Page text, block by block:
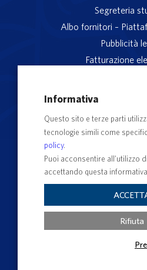
Segreteria
Albo fornitori –
Pubblicità
Fatturazione
Servizio
Sedi e
Contatti e
Albo Ufficiale
Impostazioni
Informativa
Questo sito e terze parti
tecnologie simili come
policy.
Puoi acconsentire all’utilizzo
accettando questa
Rifiuta